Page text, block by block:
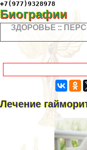
+7(977)9328978
Биографии
ЗДОРОВЬЕ ::
Лечение